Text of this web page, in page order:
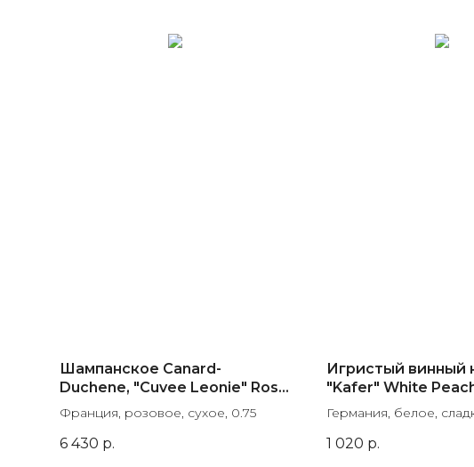
Шампанское Canard-
Duchene, "Cuvee Leonie" Rose
Brut, Champagne AOC, gift box
Франция, розовое, сухое, 0.75
6 430 р.
Игристый винный
"Kafer" White
Германия, белое,
1 020 р.